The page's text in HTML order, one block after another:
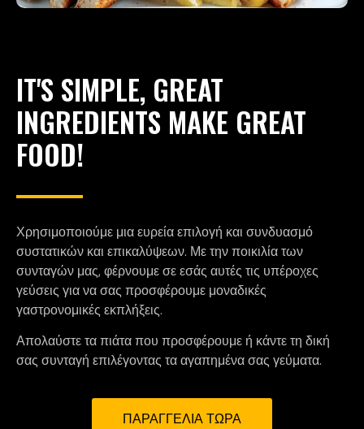
IT'S SIMPLE, GREAT
INGREDIENTS MAKE GREAT
FOOD!
Χρησιμοποιούμε μια ευρεία επιλογή και συνδυασμό
συστατικών και επικαλύψεων. Με την ποικιλία των
συνταγών μας, φέρνουμε σε εσάς αυτές τις υπέροχες
γεύσεις για να σας προσφέρουμε μοναδικές
γαστρονομικές εκπλήξεις.
Απολαύστε τα πιάτα που προσφέρουμε ή κάντε τη δική
σας συνταγή επιλέγοντας τα αγαπημένα σας γεύματα.
ΠΑΡΑΓΓΕΛΙΑ ΤΩΡΑ